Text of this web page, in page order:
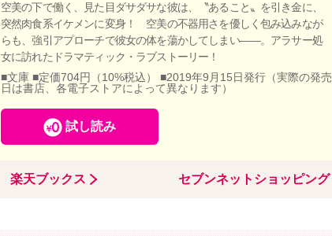
空美の下で働く、見た目ダサダサな彼は、〝あること〟を引き金に、
突然肉食系イケメンに変身！ 空美の不器用さを優しく包み込みなが
らも、強引アプローチで彼女の体を蕩かしてしまい――。アラサー処
女に訪れたドラマティック・ラブストーリー！
■文庫 ■定価704円（10%税込） ■2019年9月15日発行（実際の発売
日は書店、各電子ストアによって異なります）
試し読み
楽天ブックス セブンネットショッピング